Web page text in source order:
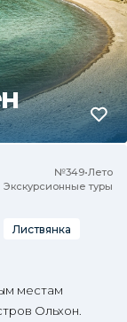
№349•Лето
Экскурсионные туры
Листвянка
местам
Ольхон.